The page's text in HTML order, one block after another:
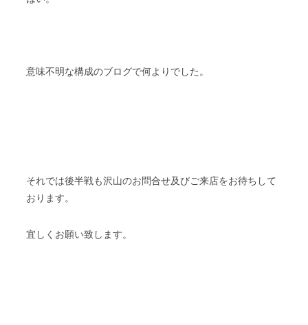
意味不明な構成のブログで何よりでした。
それでは後半戦も沢山のお問合せ及びご来店をお待ちして
おります。
宜しくお願い致します。